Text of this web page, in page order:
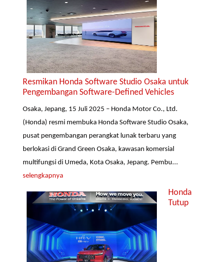
Resmikan Honda Software Studio Osaka untuk
Pengembangan Software-Defined Vehicles
Osaka, Jepang, 15 Juli 2025 – Honda Motor Co., Ltd.
(Honda) resmi membuka Honda Software Studio Osaka,
pusat pengembangan perangkat lunak terbaru yang
berlokasi di Grand Green Osaka, kawasan komersial
multifungsi di Umeda, Kota Osaka, Jepang. Pembu...
selengkapnya
Honda
Tutup